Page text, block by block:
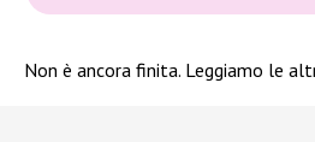
Non è ancora finita. Leggiamo le